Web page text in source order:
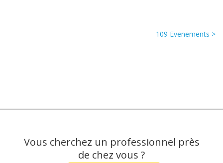
109 Evenements >
Vous cherchez un professionnel près